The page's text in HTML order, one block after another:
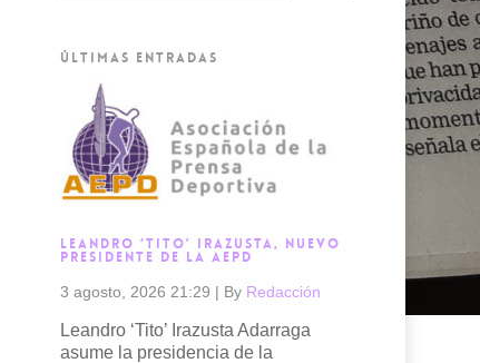
ÚLTIMAS ENTRADAS
LEANDRO ‘TITO’ IRAZUSTA, NUEVO
PRESIDENTE DE LA AEPD
3 agosto, 2026 21:29 | By Redacción
Leandro ‘Tito’ Irazusta Adarraga
asume la presidencia de la